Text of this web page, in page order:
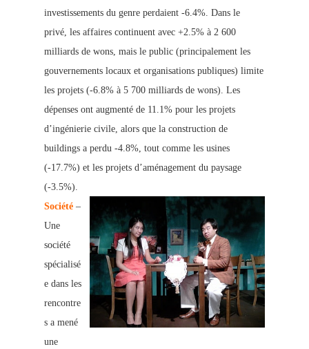
investissements du genre perdaient -6.4%. Dans le
privé, les affaires continuent avec +2.5% à 2 600
milliards de wons, mais le public (principalement les
gouvernements locaux et organisations publiques) limite
les projets (-6.8% à 5 700 milliards de wons). Les
dépenses ont augmenté de 11.1% pour les projets
d’ingénierie civile, alors que la construction de
buildings a perdu -4.8%, tout comme les usines
(-17.7%) et les projets d’aménagement du paysage
(-3.5%).
Société –
Une
société
spécialisé
e dans les
rencontre
s a mené
une